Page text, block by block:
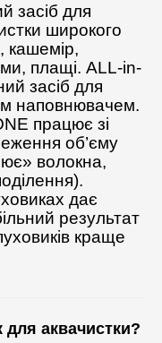
засіб для
широкого
кашемір,
плащі. ALL-in-
засіб для
наповнювачем.
працює зі
об’єму
волокна,
дає
результат
краще
аквачистки?